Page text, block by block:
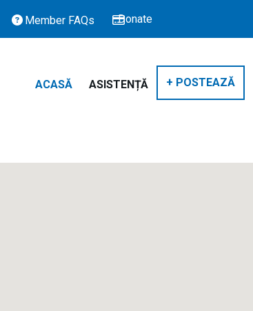
Member FAQs Donate
ACASĂ ASISTENȚĂ + POSTEAZĂ